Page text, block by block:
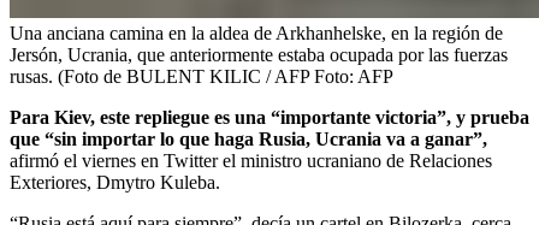
Una anciana camina en la aldea de Arkhanhelske, en la región de
Jersón, Ucrania, que anteriormente estaba ocupada por las fuerzas
rusas. (Foto de BULENT KILIC / AFPFoto: AFP
Para Kiev, este repliegue es una “importante victoria”, y prueba
que “sin importar lo que haga Rusia, Ucrania va a ganar”,
afirmó el viernes en Twitter el ministro ucraniano de Relaciones
Exteriores, Dmytro Kuleba.